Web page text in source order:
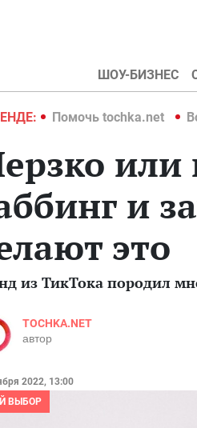
ШОУ-БИЗНЕС
2022 Помочь tochka.net
или
и
это
из ТикТока породил
TOCHKA.NET
автор
2022, 13:00
ВЫБОР